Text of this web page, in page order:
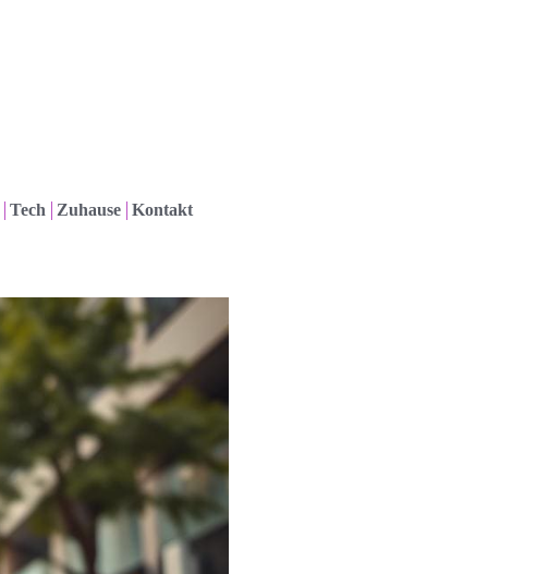
Tech Zuhause Kontakt